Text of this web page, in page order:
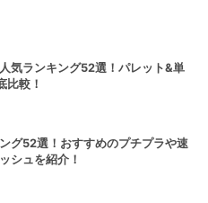
気ランキング52選！パレット&単
比較！
グ52選！おすすめのプチプラや速
シュを紹介！